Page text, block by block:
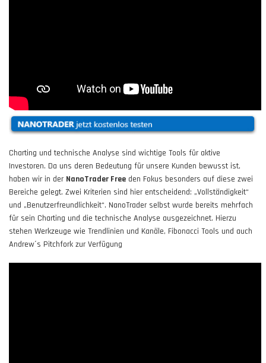
Charting und technische Analyse sind wichtige Tools für aktive
Investoren. Da uns deren Bedeutung für unsere Kunden bewusst ist,
haben wir in der NanoTrader Free den Fokus besonders auf diese zwei
Bereiche gelegt. Zwei Kriterien sind hier entscheidend: „Vollständigkeit“
und „Benutzerfreundlichkeit“. NanoTrader selbst wurde bereits mehrfach
für sein Charting und die technische Analyse ausgezeichnet. Hierzu
stehen Werkzeuge wie Trendlinien und Kanäle, Fibonacci Tools und auch
Andrew´s Pitchfork zur Verfügung